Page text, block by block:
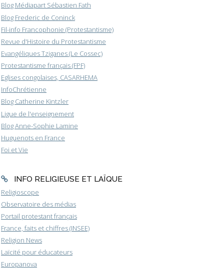
Blog Médiapart Sébastien Fath
Blog Frederic de Coninck
Fil-info Francophonie (Protestantisme)
Revue d'Histoire du Protestantisme
Evangéliques Tziganes (Le Cossec)
Protestantisme français (FPF)
Eglises congolaises, CASARHEMA
InfoChrétienne
Blog Catherine Kintzler
Ligue de l'enseignement
Blog Anne-Sophie Lamine
Huguenots en France
Foi et Vie
INFO RELIGIEUSE ET LAÏQUE
Religioscope
Observatoire des médias
Portail protestant français
France, faits et chiffres (INSEE)
Religion News
Laïcité pour éducateurs
Europanova